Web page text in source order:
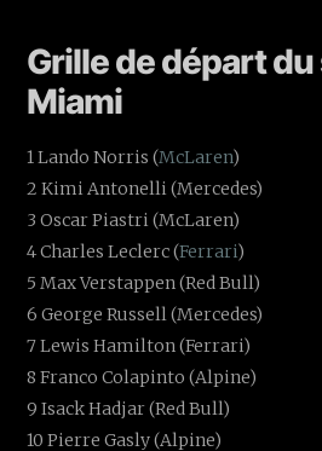
Grille de départ
Miami
1 Lando Norris (McLaren)
2 Kimi Antonelli (Mercedes)
3 Oscar Piastri (McLaren)
4 Charles Leclerc (Ferrari)
5 Max Verstappen (Red Bull)
6 George Russell (Mercedes)
7 Lewis Hamilton (Ferrari)
8 Franco Colapinto (Alpine)
9 Isack Hadjar (Red Bull)
10 Pierre Gasly (Alpine)